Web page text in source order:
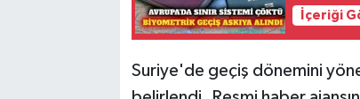
İçeriği
Suriye'de geçiş dönemini